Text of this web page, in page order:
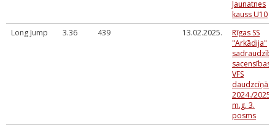
Jaunatnes
kauss U10
Long Jump
3.36 439 13.02.2025.
Rīgas SS
"Arkādija"
sacensības
VFS
daudzcīņās
2024./2025.
m.g. 3.
posms